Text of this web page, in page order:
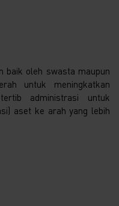
baik oleh swasta maupun
untuk meningkatkan
administrasi untuk
aset ke arah yang lebih